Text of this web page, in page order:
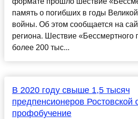
память о погибших в годы
войны. Об этом сообщается на
региона. Шествие «Бессмертного
более 200 тыс...
В 2020 году свыше 1,5 тысяч
предпенсионеров Ростовской
профобучение